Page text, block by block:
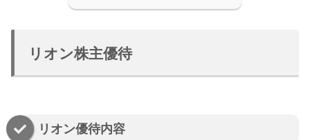
リオン株主優待
リオン優待内容